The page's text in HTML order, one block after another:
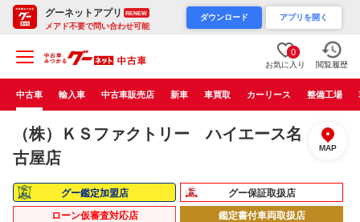
グーネットアプリ RENEW
メアド不要で問い合わせ可能
ダウンロード アプリを開く
0
お気に入り 閲覧履歴
中古車 輸入車 中古車販売店 新車 車買取 カーリース 整備工場
（株）ＫＳファクトリー ハイエース名
古屋店
MAP
グー鑑定加盟店
グー保証取扱店
ローン仮審査対応店
鑑定書付車両取扱店